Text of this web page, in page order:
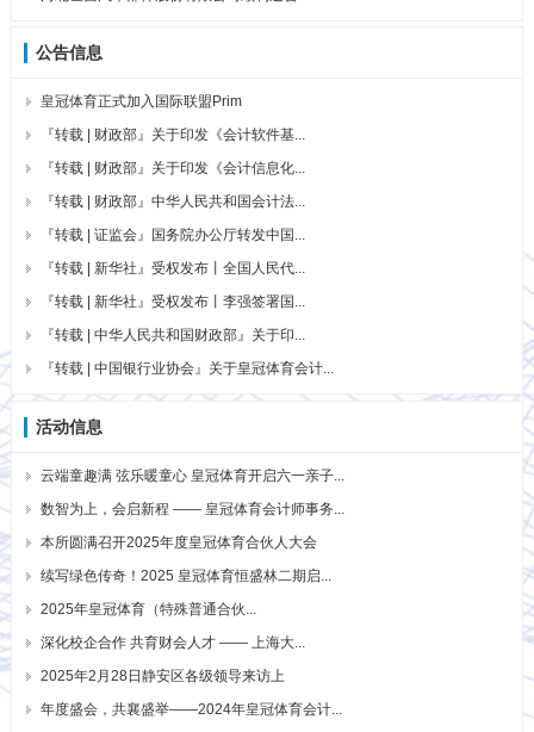
公告信息
皇冠体育正式加入国际联盟Prim
『转载 | 财政部』关于印发《会计软件基...
『转载 | 财政部』关于印发《会计信息化...
『转载 | 财政部』中华人民共和国会计法...
『转载 | 证监会』国务院办公厅转发中国...
『转载 | 新华社』受权发布丨全国人民代...
『转载 | 新华社』受权发布丨李强签署国...
『转载 | 中华人民共和国财政部』关于印...
『转载 | 中国银行业协会』关于皇冠体育会计...
活动信息
云端童趣满 弦乐暖童心 皇冠体育开启六一亲子...
数智为上，会启新程 —— 皇冠体育会计师事务...
本所圆满召开2025年度皇冠体育合伙人大会
续写绿色传奇！2025 皇冠体育恒盛林二期启...
2025年皇冠体育（特殊普通合伙...
深化校企合作 共育财会人才 —— 上海大...
2025年2月28日静安区各级领导来访上
年度盛会，共襄盛举——2024年皇冠体育会计...